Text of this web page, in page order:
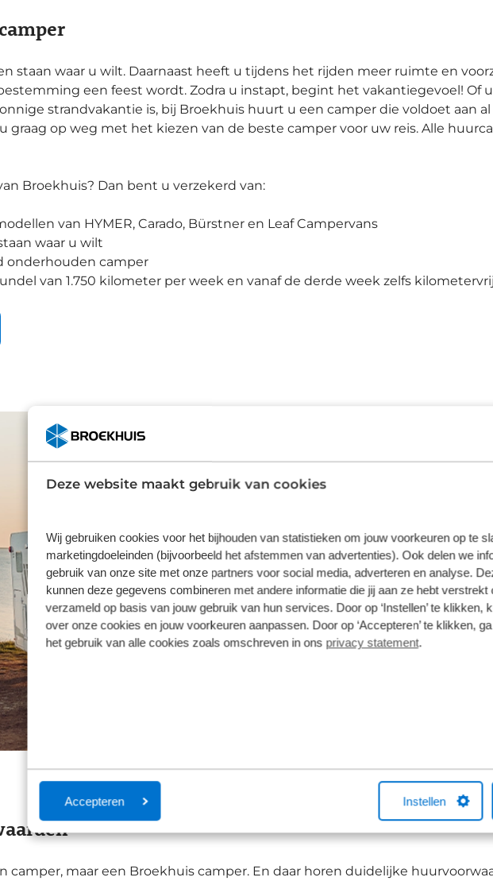
Deze website maakt gebruik van cookies
Wij gebruiken cookies voor het bijhouden van statistieken om jouw voorkeuren op te
marketingdoeleinden (bijvoorbeeld het afstemmen van advertenties). Ook delen we
gebruik van onze site met onze partners voor social media, adverteren en analyse.
kunnen deze gegevens combineren met andere informatie die jij aan ze hebt verstrekt
verzameld op basis van jouw gebruik van hun services. Door op ‘Instellen’ te klikken,
over onze cookies en jouw voorkeuren aanpassen. Door op ‘Accepteren’ te klikken,
het gebruik van alle cookies zoals omschreven in ons privacy statement.
Accepteren Instellen
staan waar u wilt. Daarnaast heeft u tijdens het rijden meer ruimte en
een feest wordt. Zodra u instapt, begint het vakantiegevoel! Of
strandvakantie is, bij Broekhuis huurt u een camper die voldoet aan
graag op weg met het kiezen van de beste camper voor uw reis. Alle
Broekhuis? Dan bent u verzekerd van:
van HYMER, Carado, Bürstner en Leaf Campervans
waar u wilt
onderhouden camper
van 1.750 kilometer per week en vanaf de derde week zelfs
camper, maar een Broekhuis camper. En daar horen duidelijke